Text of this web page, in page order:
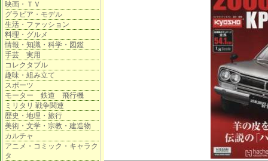
映画・ＴＶ
グラビア・モデル
生活・ファッション
料理・グルメ
情報・知識・科学・図鑑
手芸 実用
コレクタブル
趣味・組み立て
スポーツ
モーター 鉄道 飛行機
ミリタリ 戦争関連
歴史・地理・旅行
美術・文学・宗教・建造物
カルチャ
アニメ・コミック・キャラク
タ